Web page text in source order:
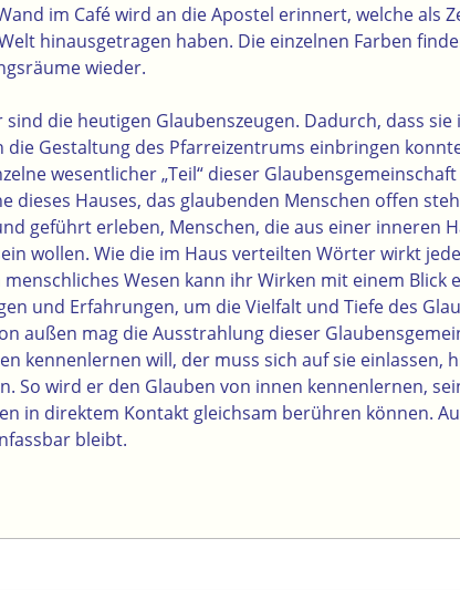
im Café wird an die Apostel erinnert, welche als
hinausgetragen haben. Die einzelnen Farben
wieder.
die heutigen Glaubenszeugen. Dadurch, dass
die Gestaltung des Pfarreizentrums einbringen
wesentlicher „Teil“ dieser
dieses Hauses, das glaubenden Menschen offen
geführt erleben, Menschen, die aus einer inneren
wollen. Wie die im Haus verteilten Wörter wirkt
Wesen kann ihr Wirken mit einem Blick
und Erfahrungen, um die Vielfalt und Tiefe des
außen mag die Ausstrahlung dieser
kennenlernen will, der muss sich auf sie einlassen,
So wird er den Glauben von innen kennenlernen,
in direktem Kontakt gleichsam berühren können.
bleibt.